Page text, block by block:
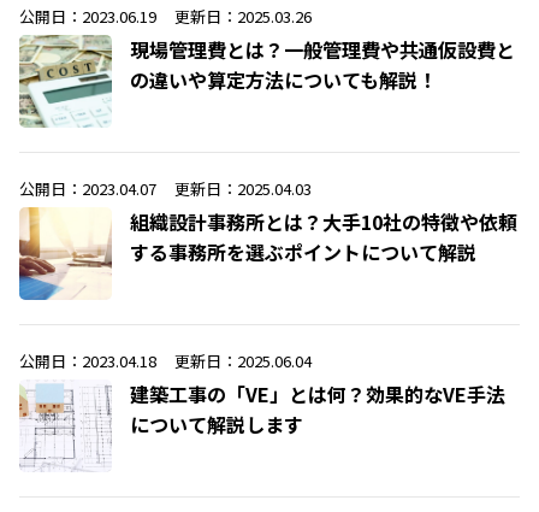
公開日：2023.06.19 更新日：2025.03.26
現場管理費とは？一般管理費や共通仮設費と
の違いや算定方法についても解説！
公開日：2023.04.07 更新日：2025.04.03
組織設計事務所とは？大手10社の特徴や依頼
する事務所を選ぶポイントについて解説
公開日：2023.04.18 更新日：2025.06.04
建築工事の「VE」とは何？効果的なVE手法
について解説します